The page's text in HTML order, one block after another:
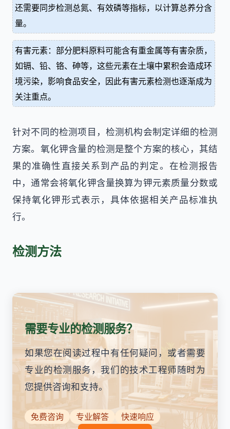
还需要同步检测总氮、有效磷等指标，以计算总养分含
量。
有害元素：部分肥料原料可能含有重金属等有害杂质，
如镉、铅、铬、砷等，这些元素在土壤中累积会造成环
境污染，影响食品安全，因此有害元素检测也逐渐成为
关注重点。
针对不同的检测项目，检测机构会制定详细的检测
方案。氧化钾含量的检测是整个方案的核心，其结
果的准确性直接关系到产品的判定。在检测报告
中，通常会将氧化钾含量换算为钾元素质量分数或
保持氧化钾形式表示，具体依据相关产品标准执
行。
检测方法
需要专业的检测服务？
如果您在阅读过程中有任何疑问，或者需要
专业的检测服务，我们的技术工程师随时为
您提供咨询和支持。
免费咨询 专业解答
快速响应